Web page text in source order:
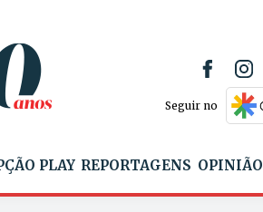
Seguir no
PLAY REPORTAGENS OPINIÃO